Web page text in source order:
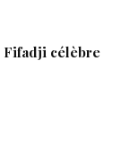
Fifadji célèbre